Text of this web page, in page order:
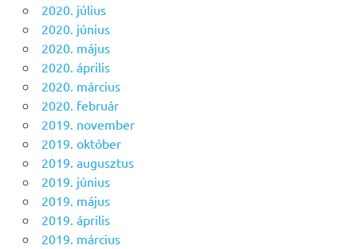
2020. július
2020. június
2020. május
2020. április
2020. március
2020. február
2019. november
2019. október
2019. augusztus
2019. június
2019. május
2019. április
2019. március